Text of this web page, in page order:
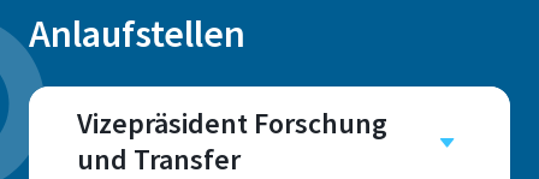
Anlaufstellen
Vizepräsident Forschung
und Transfer